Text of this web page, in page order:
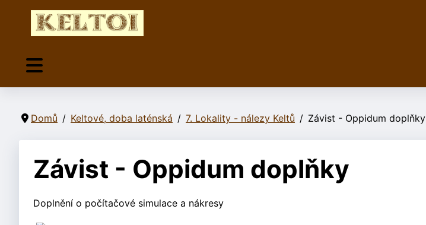
Domů Keltové, doba laténská 7. Lokality - nálezy Keltů Závist - Oppidum doplňky
Závist - Oppidum doplňky
Doplnění o počítačové simulace a nákresy